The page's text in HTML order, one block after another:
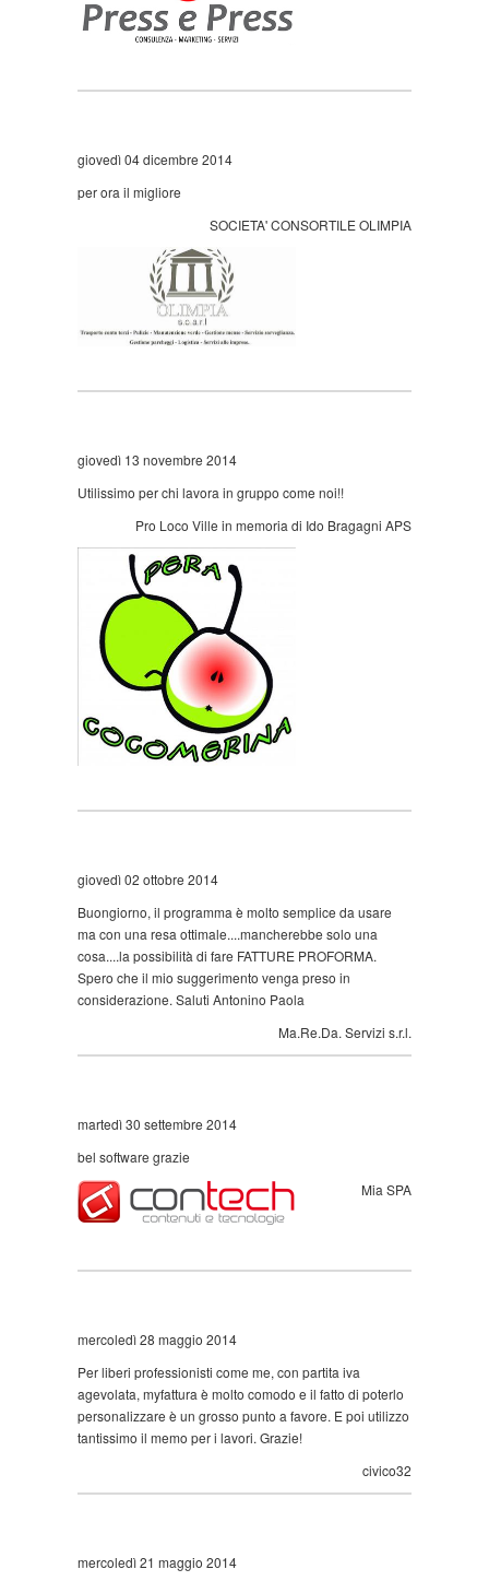
giovedì 04 dicembre 2014
per ora il migliore
SOCIETA' CONSORTILE OLIMPIA
giovedì 13 novembre 2014
Utilissimo per chi lavora in gruppo come noi!!
Pro Loco Ville in memoria di Ido Bragagni APS
giovedì 02 ottobre 2014
Buongiorno, il programma è molto semplice da usare
ma con una resa ottimale....mancherebbe solo una
cosa....la possibilità di fare FATTURE PROFORMA.
Spero che il mio suggerimento venga preso in
considerazione. Saluti Antonino Paola
Ma.Re.Da. Servizi s.r.l.
martedì 30 settembre 2014
bel software grazie
Mia SPA
mercoledì 28 maggio 2014
Per liberi professionisti come me, con partita iva
agevolata, myfattura è molto comodo e il fatto di poterlo
personalizzare è un grosso punto a favore. E poi utilizzo
tantissimo il memo per i lavori. Grazie!
civico32
mercoledì 21 maggio 2014